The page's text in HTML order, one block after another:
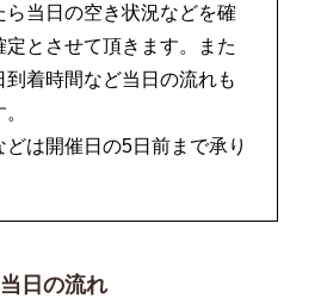
ら当日の空き状況などを確
とさせて頂きます。また
到着時間など当日の流れも
は開催日の5日前まで承り
当日の流れ